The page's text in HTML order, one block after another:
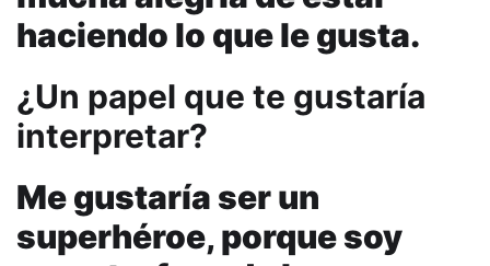
haciendo lo que le gusta.
¿Un papel que te gustaría
interpretar?
Me gustaría ser un
superhéroe, porque soy